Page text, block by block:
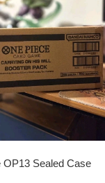
OP13 Sealed Case